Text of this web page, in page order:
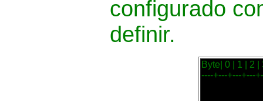
configurado
definir.
Byte| 0 | 1 | 2 |
----+---+---+---